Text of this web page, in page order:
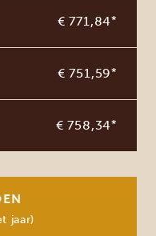
€ 771,84*
€ 751,59*
€ 758,34*
jaar)